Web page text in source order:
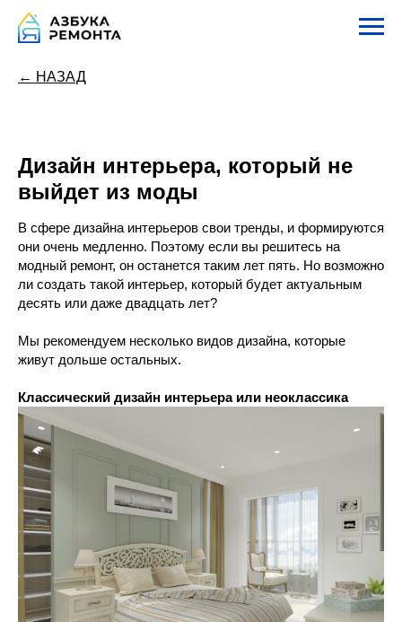
← НАЗАД
Дизайн интерьера, который не
выйдет из моды
В сфере дизайна интерьеров свои тренды, и формируются
они очень медленно. Поэтому если вы решитесь на
модный ремонт, он останется таким лет пять. Но возможно
ли создать такой интерьер, который будет актуальным
десять или даже двадцать лет?
Мы рекомендуем несколько видов дизайна, которые
живут дольше остальных.
Классический дизайн интерьера или неоклассика